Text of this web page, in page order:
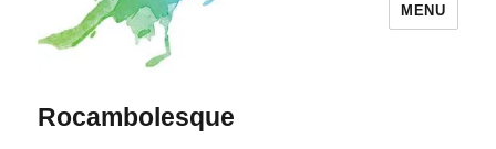
Rocambolesque
MENU